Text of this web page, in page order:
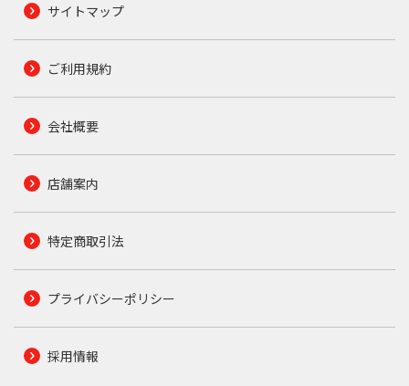
サイトマップ
ご利用規約
会社概要
店舗案内
特定商取引法
プライバシーポリシー
採用情報